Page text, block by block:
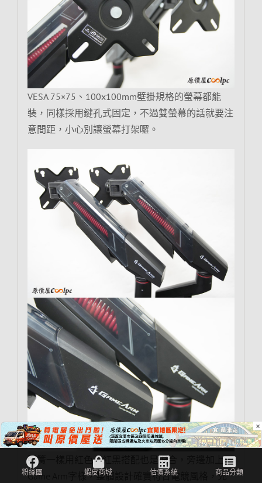
VESA 75×75、100x100mm壁掛規格的螢幕都能
裝，同樣採用鍵孔式固定，不過雙螢幕的話就要注
意間距，小心別讓螢幕打架囉。
彈簧一樣用紅色，紅黑搭配也是很合，旁邊加上
Game Arm字樣，整體設計確實符合電競風格，充
×